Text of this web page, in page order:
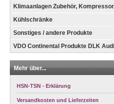
Klimaanlagen Zubehör,
Kühlschränke
Sonstiges / andere Produkte
VDO Continental Produkte DLK
Mehr über...
HSN-TSN - Erklärung
Versandkosten und Lieferzeiten